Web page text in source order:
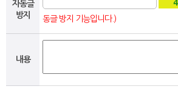
자동글
방지
동글 방지 기능입니다.)
내용